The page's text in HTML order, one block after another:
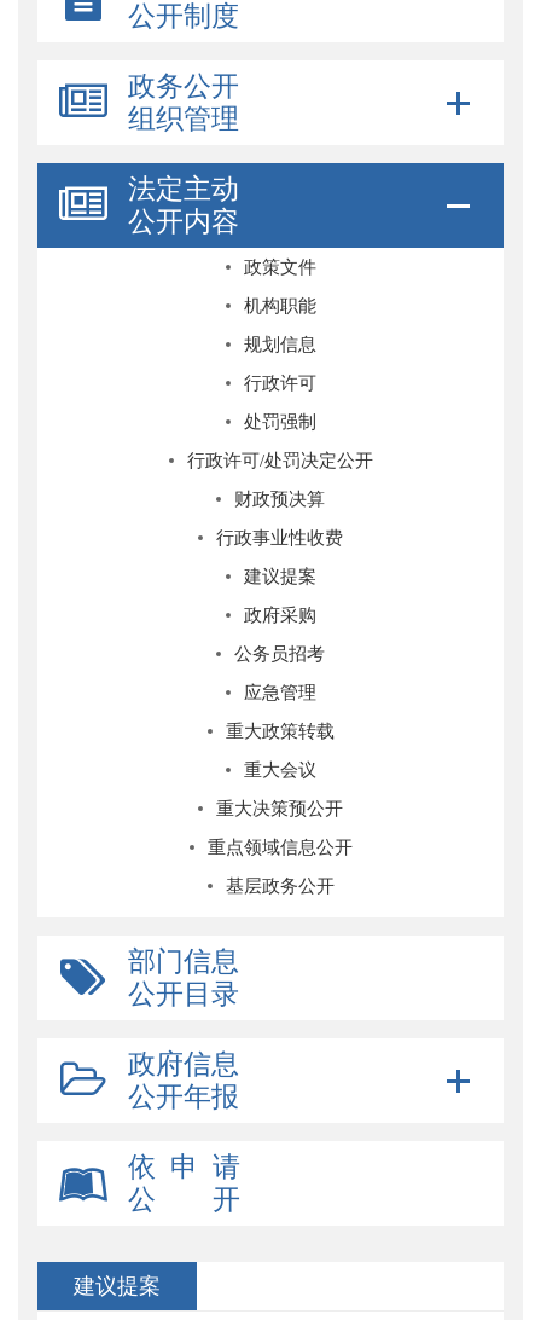
公开制度
政务公开
组织管理
法定主动
公开内容
政策文件
机构职能
规划信息
行政许可
处罚强制
行政许可/处罚决定公开
财政预决算
行政事业性收费
建议提案
政府采购
公务员招考
应急管理
重大政策转载
重大会议
重大决策预公开
重点领域信息公开
基层政务公开
部门信息
公开目录
政府信息
公开年报
依 申 请
公 开
建议提案